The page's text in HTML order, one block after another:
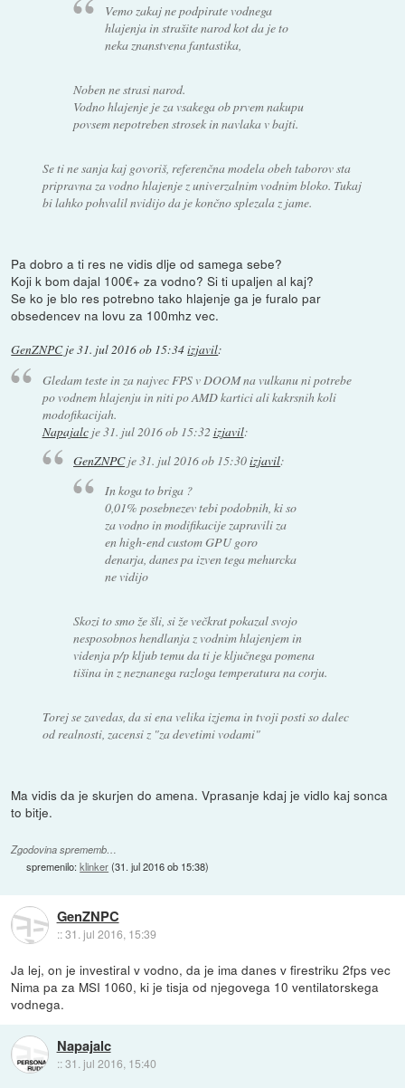
Vemo zakaj ne podpirate vodnega
hlajenja in strašite narod kot da je to
neka znanstvena fantastika,
Noben ne strasi narod.
Vodno hlajenje je za vsakega ob prvem nakupu
povsem nepotreben strosek in navlaka v bajti.
Se ti ne sanja kaj govoriš, referenčna modela obeh taborov sta
pripravna za vodno hlajenje z univerzalnim vodnim bloko. Tukaj
bi lahko pohvalil nvidijo da je končno splezala z jame.
Pa dobro a ti res ne vidis dlje od samega sebe?
Koji k bom dajal 100€+ za vodno? Si ti upaljen al kaj?
Se ko je blo res potrebno tako hlajenje ga je furalo par
obsedencev na lovu za 100mhz vec.
GenZNPCje31. jul 2016 ob 15:34izjavil:
Gledam teste in za najvec FPS v DOOM na vulkanu ni potrebe
po vodnem hlajenju in niti po AMD kartici ali kakrsnih koli
modofikacijah.
Napajalcje31. jul 2016 ob 15:32 izjavil:
GenZNPCje31. jul 2016 ob 15:30izjavil:
In koga to briga ?
0,01% posebnezev tebi podobnih, ki so
za vodno in modifikacije zapravili za
en high-end custom GPU goro
denarja, danes pa izven tega mehurcka
ne vidijo
Skozi to smo že šli, si že večkrat pokazal svojo
nesposobnos hendlanja z vodnim hlajenjem in
videnja p/p kljub temu da ti je ključnega pomena
tišina in z neznanega razloga temperatura na corju.
Torej se zavedas, da si ena velika izjema in tvoji posti so dalec
od realnosti, zacensi z "za devetimi vodami"
Ma vidis da je skurjen do amena. Vprasanje kdaj je vidlo kaj sonca
to bitje.
Zgodovina sprememb…
spremenilo:klinker(31. jul 2016 ob 15:38)
GenZNPC
::31. jul 2016, 15:39
Ja lej, on je investiral v vodno, da je ima danes v firestriku 2fps vec
Nima pa za MSI 1060, ki je tisja od njegovega 10 ventilatorskega
vodnega.
Napajalc
::31. jul 2016, 15:40